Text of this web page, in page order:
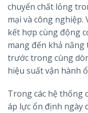
chuyển chất lỏng
mại và công nghiệp.
kết hợp cùng động
mang đến khả năng
trước trong cùng
hiệu suất vận hành
Trong các hệ thống
áp lực ổn định ngày